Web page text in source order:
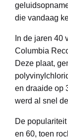
die vandaag
In de jaren 40
Columbia
Deze plaat,
en draaide op
werd al snel
De
en 60, toen